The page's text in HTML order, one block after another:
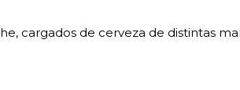
cargados de cerveza de distintas